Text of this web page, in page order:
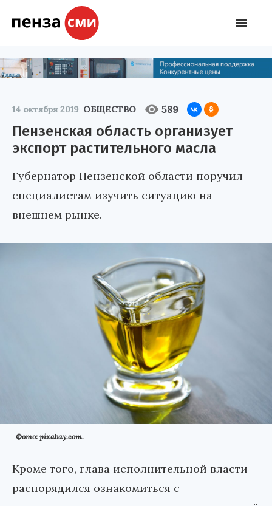
14 октября 2019 ОБЩЕСТВО 589
Пензенская область организует
экспорт растительного масла
Губернатор Пензенской области поручил
специалистам изучить ситуацию на
внешнем рынке.
Фото: pixabay.com.
Кроме того, глава исполнительной власти
распорядился ознакомиться с